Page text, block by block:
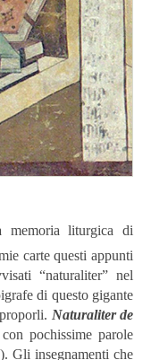
memoria liturgica di
carte questi appunti
“naturaliter” nel
di questo gigante
Naturaliter de
pochissime parole
). Gli insegnamenti che